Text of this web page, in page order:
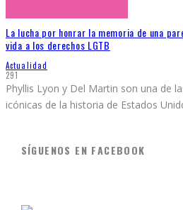
La lucha por honrar la memoria de una
vida a los derechos LGTB
Actualidad
291
Phyllis Lyon y Del Martin son una de
icónicas de la historia de Estados
SÍGUENOS EN FACEBOOK